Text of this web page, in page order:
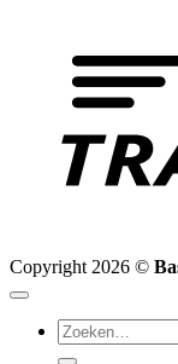
Copyright 2026 ©
Zoeken
naar: